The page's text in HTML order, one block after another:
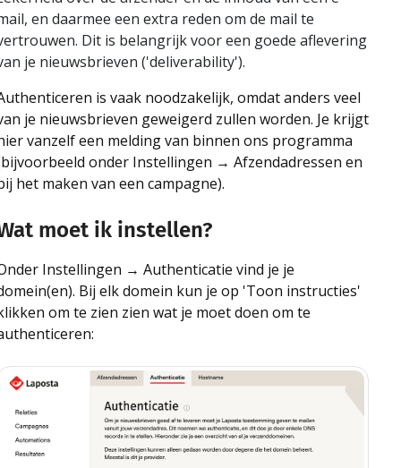
Automation
Koppelingen
en daarmee een extra reden om de mail te
Dit is belangrijk voor een goede aflevering
je nieuwsbrieven ('deliverability').
is vaak noodzakelijk, omdat anders veel
je nieuwsbrieven geweigerd zullen worden. Je krijgt
vanzelf een melding van binnen ons programma
onder Instellingen → Afzendadressen en
het maken van een campagne).
moet ik instellen?
Instellingen → Authenticatie vind je je
Bij elk domein kun je op 'Toon instructies'
om te zien zien wat je moet doen om te